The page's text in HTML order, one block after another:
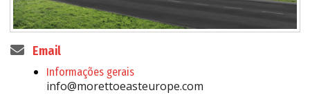
Email
Informações gerais
info@morettoeasteurope.com